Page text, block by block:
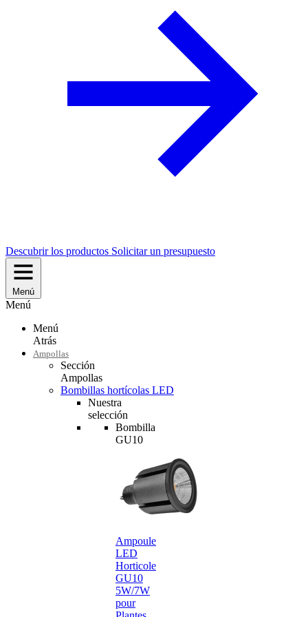
Descubrir los productos Solicitar un presupuesto
Menú
Menú
Menú
Atrás
Ampollas
Sección
Ampollas
Bombillas hortícolas LED
Nuestra
selección
Bombilla
GU10
Ampoule
LED
Horticole
GU10
5W/7W
pour